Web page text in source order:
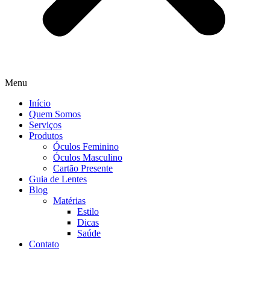
Menu
Início
Quem Somos
Serviços
Produtos
Óculos Feminino
Óculos Masculino
Cartão Presente
Guia de Lentes
Blog
Matérias
Estilo
Dicas
Saúde
Contato